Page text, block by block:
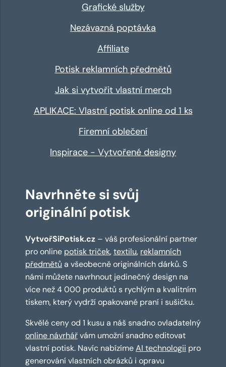
Grafické služby
Nezávazná poptávka
Affiliate
Potisk reklamních předmětů
Jak si vytvořit vlastní merch
APLIKACE: Vlastní potisk online od 1 ks
Firemní oblečení
Inspirace - Vytvořené designy
Navrhněte si svůj
originální potisk
VytvořSiPotisk.cz – váš profesionální partner
pro online potisk triček,textilu, reklamních
předmětů a všeobecně originálních dárků. S
námi můžete navrhnout jedinečný design na
více než 4 000 produktů s rychlým a kvalitním
tiskem, který vydrží opakované praní i sušičku.
Skvělé ceny od 1 kusu a náš snadno ovladatelný
online návrhářvám umožní snadno editovat
vlastní potisk. Navíc nabízímeAI technologii pro
generování vlastních obrázků i opravu